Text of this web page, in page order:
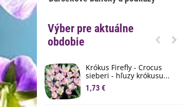
Výber pre aktuálne
obdobie
Krókus Firefly - Crocus
sieberi - hľuzy krókusu...
1,73 €